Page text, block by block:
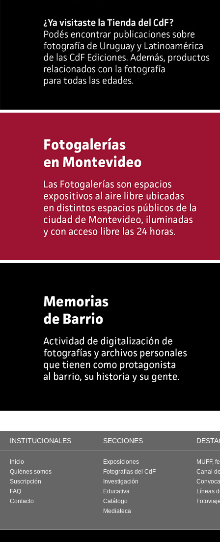
INSTITUCIONALES SECCIONES
Inicio
Quiénes somos
Suscripción
FAQ
Contacto
Exposiciones
Fotografías del CdF
Investigación
Educativa
Catálogo
Mediateca
MUFF,
Canal
Líneas